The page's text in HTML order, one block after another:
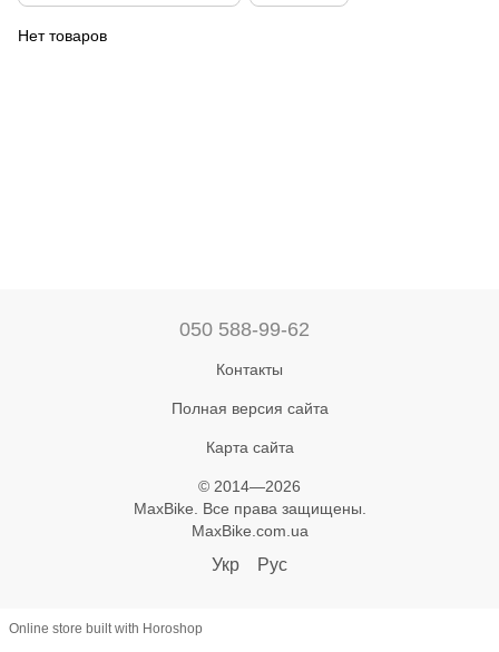
Нет товаров
050 588-99-62
Контакты
Полная версия сайта
Карта сайта
© 2014—2026
MaxBike. Все права защищены.
MaxBike.com.ua
Укр Рус
Online store built with Horoshop